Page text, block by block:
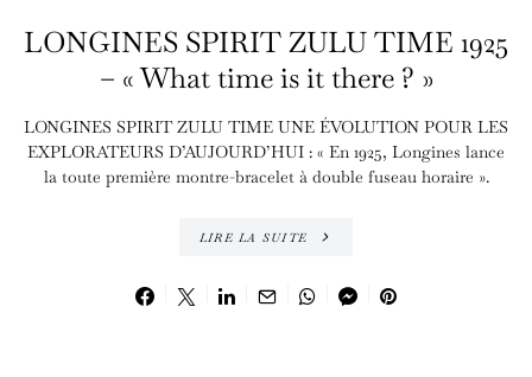
LONGINES SPIRIT ZULU TIME 1925
– « What time is it there ? »
LONGINES SPIRIT ZULU TIME UNE ÉVOLUTION POUR LES
EXPLORATEURS D’AUJOURD’HUI : « En 1925, Longines lance
la toute première montre-bracelet à double fuseau horaire ».
LIRE LA SUITE